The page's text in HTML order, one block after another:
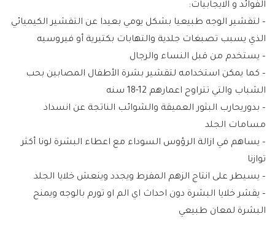
الفوائد و الايجابيات:
– لتقشير الوجه طبيعيا بشكل يومي بعيدا عن التقشير الكيميائي
الذي يسبب تصبغات جلدية والتهابات بكتيرية أو فيروسيه
– يستخدم من قبل النساء والرجال
– كما يمكن استخدامه لتقشير بشرة الأطفال المصابين بحب
الشباب والتي تتراوح اعمارهم 12-18 سنه
– بدوريحارب البثور العميقة والشوائب الناتجة عن انسداد
مسامات الجلد
– يساهم في ازالة الرؤوس السوداء مع اعطاء البشرة لونا أكثر
توازنا
– يسيطر على انتاج الزهم المفرط ويجدد وينعش خلايا الجلد
– يقشر خلايا البشرة دون احداث اي الم او تورم بالوجه ويمنح
البشرة لمعان طبيعي